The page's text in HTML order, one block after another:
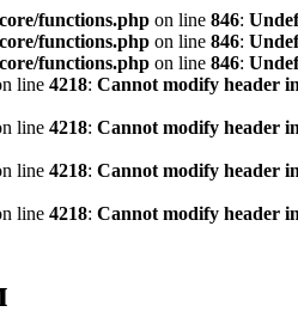
functions.php on line 846:
functions.php on line 846:
functions.php on line 846:
line 4218: Cannot modify header
line 4218: Cannot modify header
line 4218: Cannot modify header
line 4218: Cannot modify header